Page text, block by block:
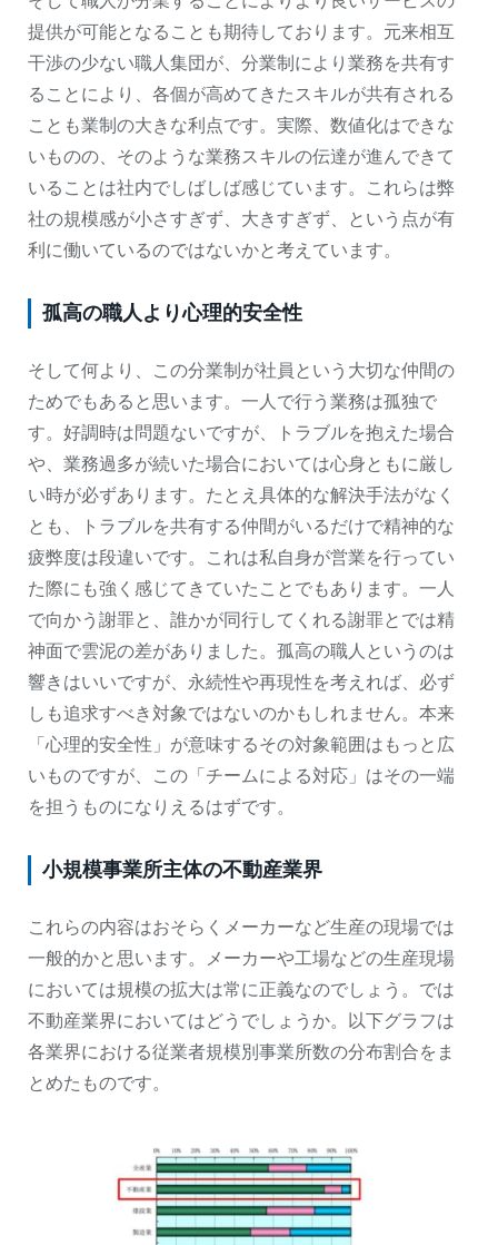
提供が可能となることも期待しております。元来相互
干渉の少ない職人集団が、分業制により業務を共有す
ることにより、各個が高めてきたスキルが共有される
ことも業制の大きな利点です。実際、数値化はできな
いものの、そのような業務スキルの伝達が進んできて
いることは社内でしばしば感じています。これらは弊
社の規模感が小さすぎず、大きすぎず、という点が有
利に働いているのではないかと考えています。
孤高の職人より心理的安全性
そして何より、この分業制が社員という大切な仲間の
ためでもあると思います。一人で行う業務は孤独で
す。好調時は問題ないですが、トラブルを抱えた場合
や、業務過多が続いた場合においては心身ともに厳し
い時が必ずあります。たとえ具体的な解決手法がなく
とも、トラブルを共有する仲間がいるだけで精神的な
疲弊度は段違いです。これは私自身が営業を行ってい
た際にも強く感じてきていたことでもあります。一人
で向かう謝罪と、誰かが同行してくれる謝罪とでは精
神面で雲泥の差がありました。孤高の職人というのは
響きはいいですが、永続性や再現性を考えれば、必ず
しも追求すべき対象ではないのかもしれません。本来
「心理的安全性」が意味するその対象範囲はもっと広
いものですが、この「チームによる対応」はその一端
を担うものになりえるはずです。
小規模事業所主体の不動産業界
これらの内容はおそらくメーカーなど生産の現場では
一般的かと思います。メーカーや工場などの生産現場
においては規模の拡大は常に正義なのでしょう。では
不動産業界においてはどうでしょうか。以下グラフは
各業界における従業者規模別事業所数の分布割合をま
とめたものです。